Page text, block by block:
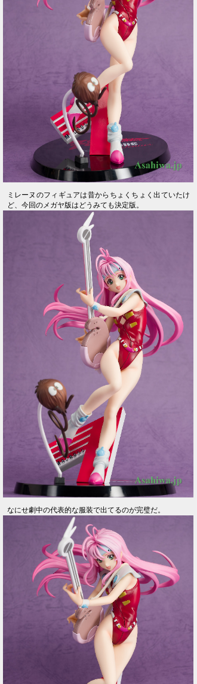
ミレーヌのフィギュアは昔からちょくちょく出ていたけ
ど、今回のメガヤ版はどうみても決定版。
なにせ劇中の代表的な服装で出てるのが完璧だ。